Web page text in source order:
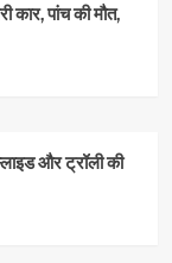
कार, पांच की मौत,
और ट्रॉली की